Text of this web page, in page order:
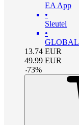
EA App
•
Sleutel
•
GLOBAL
13.74 EUR
49.99 EUR
-73%